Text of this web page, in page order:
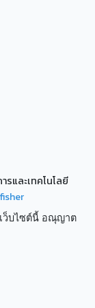
และเทคโนโลยี
ว็บไซต์นี้ อณุญาต